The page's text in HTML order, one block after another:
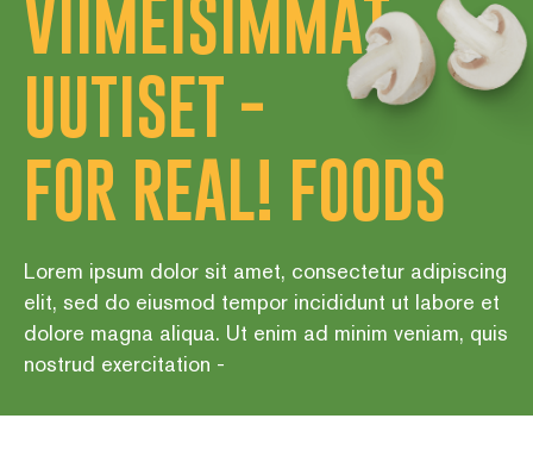
VIIMEISIMMÄT
UUTISET -
FOR REAL! FOODS
Lorem ipsum dolor sit amet, consectetur adipiscing
elit, sed do eiusmod tempor incididunt ut labore et
dolore magna aliqua. Ut enim ad minim veniam, quis
nostrud exercitation -